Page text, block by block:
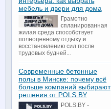
мебель и двери для дома
Грамотно
спланированная
жилая среда способствует
полноценному отдыху и
восстановлению сил после
трудовых будней...
Современные бетонные
полы в Минске: почему всё
больше компаний выбирают
решения от POLS.BY
POLS.BY -